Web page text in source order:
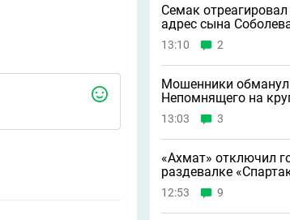
Семак отреагировал
адрес сына
13:10 2
Мошенники
Непомнящего на
13:03 3
«Ахмат» отключил
раздевалке
12:53 9